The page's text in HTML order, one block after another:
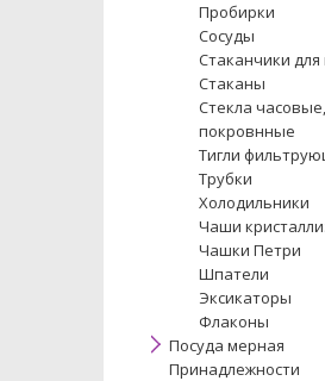
Пробирки
Сосуды
Стаканчики
Стаканы
Стекла
покровнные
Тигли
Трубки
Холодильники
Чаши
Чашки Петри
Шпатели
Эксикаторы
Флаконы
Посуда мерная
Принадлежности